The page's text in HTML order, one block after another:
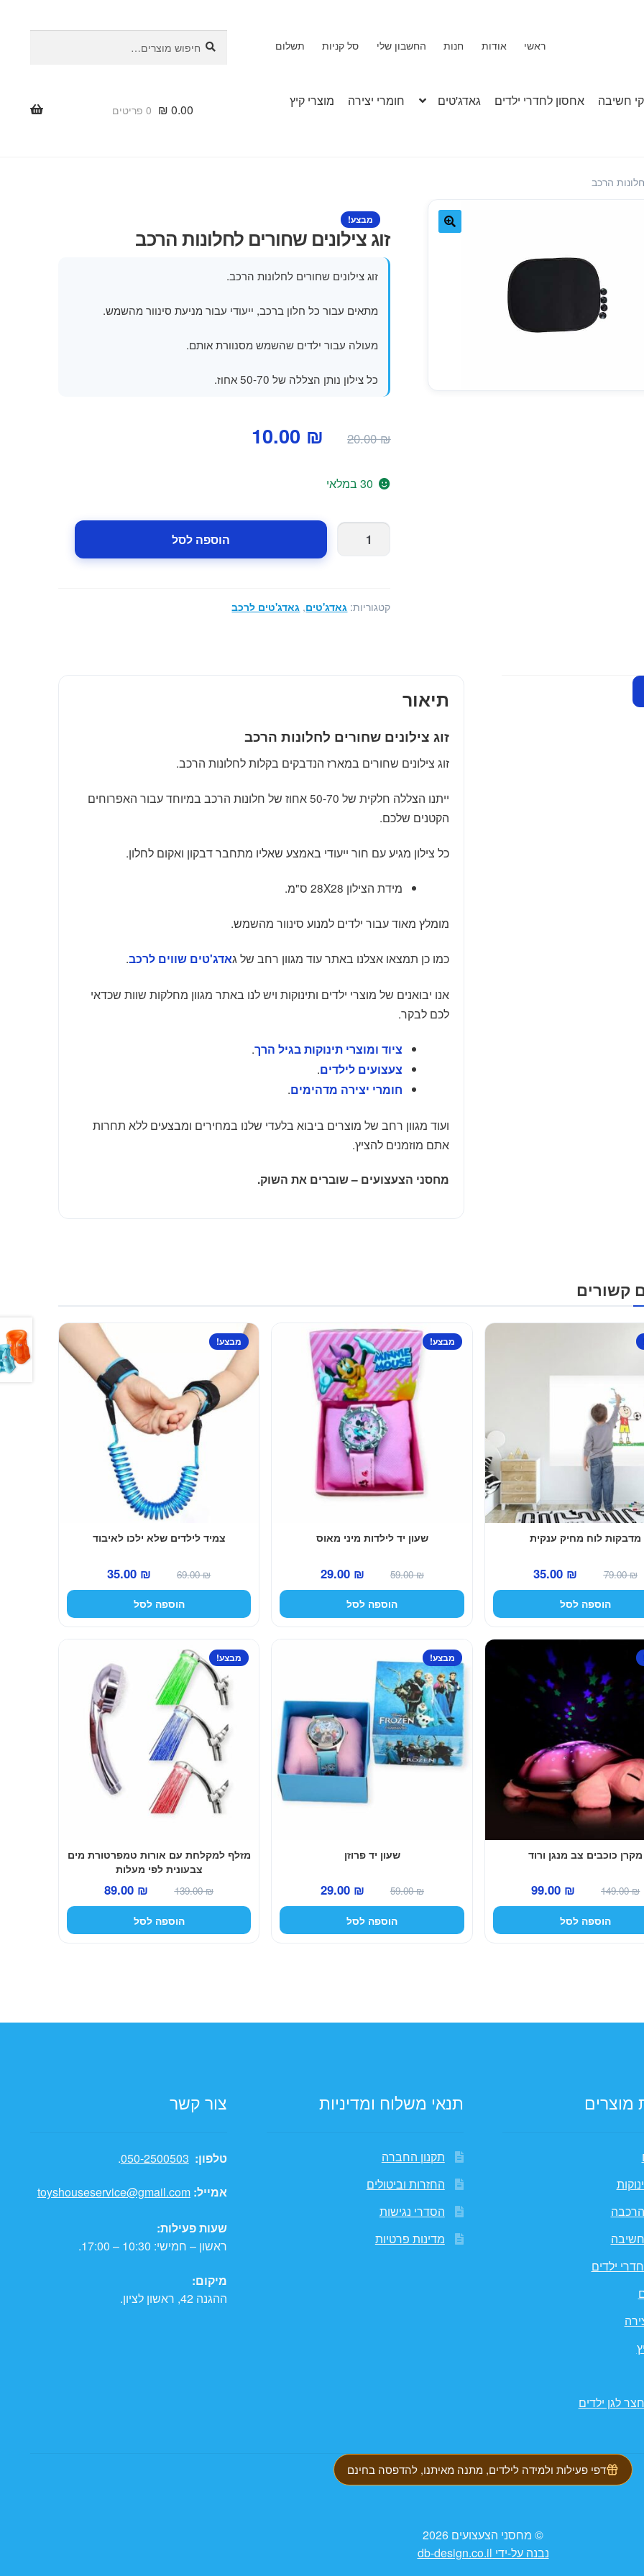
ראשי אודות חנות החשבון שלי סל קניות תשלום
עבור:
חשיבה אחסון לחדרי ילדים גאדג'טים חומרי יצירה מוצרי קיץ
0.00
₪ 0 פריטים
הרכב
מבצע!
זוג צילונים שחורים לחלונות הרכב
זוג צילונים שחורים לחלונות הרכב.
מתאים עבור כל חלון ברכב, ייעודי עבור מניעת סינוור מהשמש.
מעולה עבור ילדים שהשמש מסנוורת אותם.
כל צילון נותן הצללה של 50-70 אחוז.
20.00₪
המחיר10.00 ₪
המחיר
30 במלאי
כמות
שחורים
הוספה לסל
קטגוריות: גאדג'טים, גאדג'טים לרכב
תיאור
זוג צילונים שחורים לחלונות הרכב
זוג צילונים שחורים במארז הנדבקים בקלות לחלונות הרכב.
ייתנו הצללה חלקית של 50-70 אחוז של חלונות הרכב במיוחד עבור האפרוחים
הקטנים שלכם.
כל צילון מגיע עם חור ייעודי באמצע שאליו מתחבר דבקון ואקום לחלון.
מידת הצילון 28X28 ס"מ.
מומלץ מאוד עבור ילדים למנוע סינוור מהשמש.
כמו כן תמצאו אצלנו באתר עוד מגוון רחב של גאדג'טים שווים לרכב.
אנו יבואנים של מוצרי ילדים ותינוקות ויש לנו באתר מגוון מחלקות שוות שכדאי
לכם לבקר.
ציוד ומוצרי תינוקות בגיל הרך.
צעצועים לילדים.
חומרי יצירה מדהימים.
ועוד מגוון רחב של מוצרים ביבוא בלעדי שלנו במחירים ומבצעים ללא תחרות
אתם מוזמנים להציץ.
מחסני הצעצועים – שוברים את השוק.
קשורים
מדבקות לוח מחיק ענקית
79.00₪
המחיר
המקורי
היה:
35.00 ₪
המחיר
הנוכחי
הוספה לסל
שעון יד לילדות מיני מאוס
מבצע!
59.00₪
המחיר
המקורי
היה:
29.00 ₪
המחיר
הנוכחי
הוספה לסל
צמיד לילדים שלא ילכו לאיבוד
מבצע!
69.00₪
המחיר
המקורי
היה:
35.00 ₪
המחיר
הנוכחי
הוספה לסל
מקרן כוכבים צב מנגן ורוד
149.00₪
המחיר
המקורי
היה:
99.00 ₪
המחיר
הנוכחי
הוספה לסל
שעון יד פרוזן
מבצע!
59.00₪
המחיר
המקורי
היה:
29.00 ₪
המחיר
הנוכחי
הוספה לסל
מזלף למקלחת עם אורות טמפרטורת מים
צבעונית לפי מעלות
מבצע!
139.00₪
המחיר
המקורי
היה:
89.00 ₪
המחיר
הנוכחי
הוספה לסל
מוצרים
ילדים
לגן ילדים
תנאי משלוח ומדיניות
תקנון החברה
החזרות וביטולים
הסדרי נגישות
מדינות פרטיות
צור קשר
טלפון: 050-2500503
.
אמייל: toyshouseservice@gmail.com
שעות פעילות:
ראשון – חמישי: 10:30 – 17:00.
מיקום:
ההגנה 42, ראשון לציון.
דפי פעילות ולמידה לילדים, מתנה מאיתנו, להדפסה בחינם
© מחסני הצעצועים 2026
נבנה על-ידי db-design.co.il